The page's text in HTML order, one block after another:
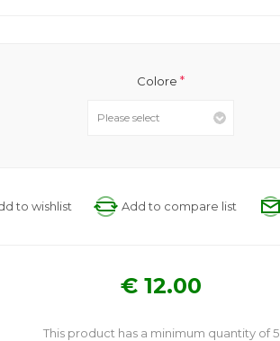
Colore*
to wishlist Add to compare list
€ 12.00
This product has a minimum quantity of 5